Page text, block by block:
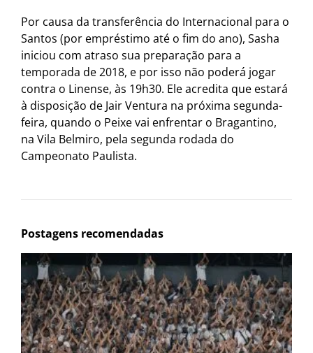
Por causa da transferência do Internacional para o
Santos (por empréstimo até o fim do ano), Sasha
iniciou com atraso sua preparação para a
temporada de 2018, e por isso não poderá jogar
contra o Linense, às 19h30. Ele acredita que estará
à disposição de Jair Ventura na próxima segunda-
feira, quando o Peixe vai enfrentar o Bragantino,
na Vila Belmiro, pela segunda rodada do
Campeonato Paulista.
Postagens recomendadas